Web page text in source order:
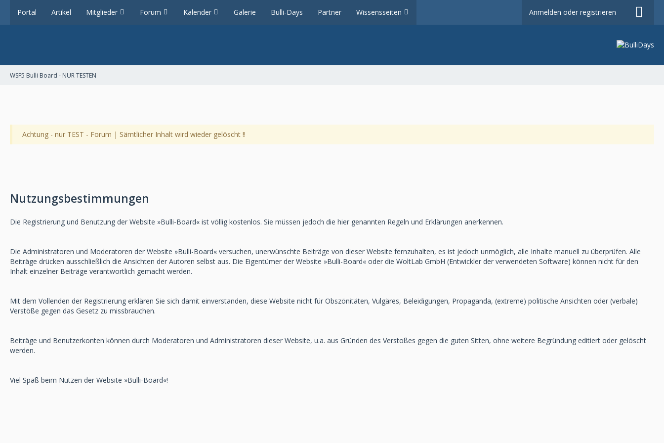
Portal Artikel Mitglieder Forum Kalender Galerie Bulli-Days Partner Wissensseiten Anmelden oder registrieren
WSF5 Bulli Board - NUR TESTEN
Achtung - nur TEST - Forum | Sämtlicher Inhalt wird wieder gelöscht !!
Nutzungsbestimmungen
Die Registrierung und Benutzung der Website »Bulli-Board« ist völlig kostenlos. Sie müssen jedoch die hier genannten Regeln und Erklärungen anerkennen.
Die Administratoren und Moderatoren der Website »Bulli-Board« versuchen, unerwünschte Beiträge von dieser Website fernzuhalten, es ist jedoch unmöglich, alle Inhalte manuell zu überprüfen. Alle
Beiträge drücken ausschließlich die Ansichten der Autoren selbst aus. Die Eigentümer der Website »Bulli-Board« oder die WoltLab GmbH (Entwickler der verwendeten Software) können nicht für den
Inhalt einzelner Beiträge verantwortlich gemacht werden.
Mit dem Vollenden der Registrierung erklären Sie sich damit einverstanden, diese Website nicht für Obszönitäten, Vulgäres, Beleidigungen, Propaganda, (extreme) politische Ansichten oder (verbale)
Verstöße gegen das Gesetz zu missbrauchen.
Beiträge und Benutzerkonten können durch Moderatoren und Administratoren dieser Website, u.a. aus Gründen des Verstoßes gegen die guten Sitten, ohne weitere Begründung editiert oder gelöscht
werden.
Viel Spaß beim Nutzen der Website »Bulli-Board«!